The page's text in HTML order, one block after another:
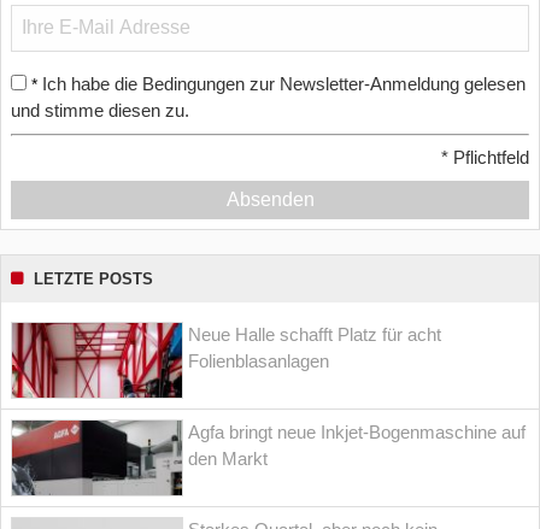
* Ich habe die Bedingungen zur Newsletter-Anmeldung gelesen
und stimme diesen zu.
* Pflichtfeld
Absenden
LETZTE POSTS
Neue Halle schafft Platz für acht
Folienblasanlagen
Agfa bringt neue Inkjet-Bogenmaschine auf
den Markt